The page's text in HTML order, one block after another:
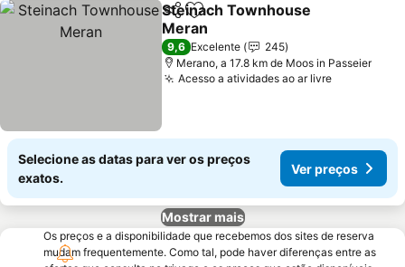
PartilharAdicionar aos favoritos
Steinach Townhouse
Meran
Ver preços
9,6 Excelente
245
Merano, a 17.8 km de Moos in Passeier
Acesso a atividades ao ar livreVer preços
Selecione as datas para ver os preços
exatos.
Ver preços
Mostrar mais
Os preços e a disponibilidade que recebemos dos sites de reserva
mudam frequentemente. Como tal, pode haver diferenças entre as